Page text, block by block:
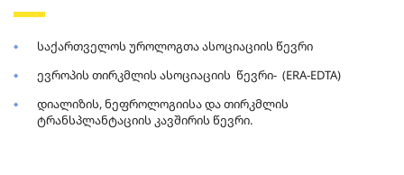
საქართველოს უროლოგთა ასოციაციის წევრი
ევროპის თირკმლის ასოციაციის წევრი- (ERA-EDTA)
დიალიზის, ნეფროლოგიისა და თირკმლის
ტრანსპლანტაციის კავშირის წევრი.